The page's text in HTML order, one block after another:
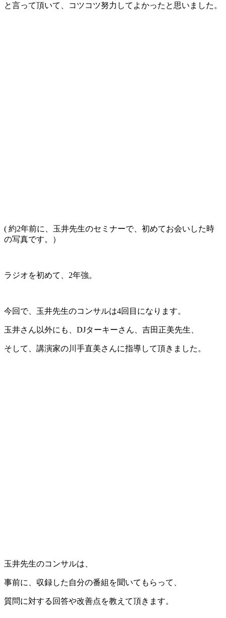
と言って頂いて、コツコツ努力してよかったと思いました。
( 約2年前に、玉井先生のセミナーで、初めてお会いした時
の写真です。）
ラジオを初めて、2年強。
今回で、玉井先生のコンサルは4回目になります。
玉井さん以外にも、DJターキーさん、吉田正美先生、
そして、講演家の川手直美さんに指導して頂きました。
玉井先生のコンサルは、
事前に、収録した自分の番組を聞いてもらって、
質問に対する回答や改善点を教えて頂きます。